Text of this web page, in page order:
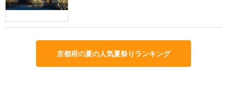
京都府の夏の人気夏祭りランキング